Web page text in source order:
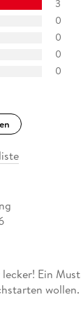
3
0
0
0
0
Ein